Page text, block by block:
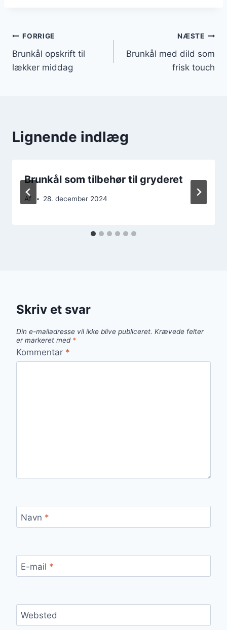
Indlægsnavigation
FORRIGE
Brunkål opskrift til
lækker middag
NÆSTE
Brunkål med dild som
frisk touch
Lignende indlæg
Brunkål som tilbehør til gryderet
Af 28. december 2024
Skriv et svar
Din e-mailadresse vil ikke blive publiceret. Krævede felter
er markeret med *
Kommentar *
Navn *
E-mail *
Websted